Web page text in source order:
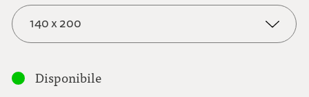
140 x 200
Disponibile